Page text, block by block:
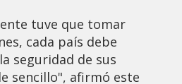
tuve que tomar
cada país debe
seguridad de sus
sencillo", afirmó este